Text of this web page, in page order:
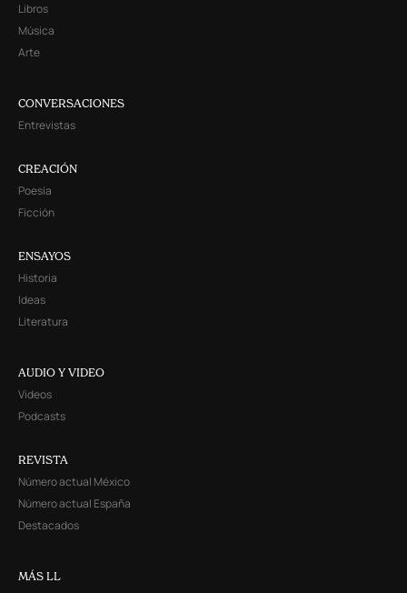
Libros
Música
Arte
CONVERSACIONES
Entrevistas
CREACIÓN
Poesía
Ficción
ENSAYOS
Historia
Ideas
Literatura
AUDIO Y VIDEO
Videos
Podcasts
REVISTA
Número actual México
Número actual España
Destacados
MÁS LL